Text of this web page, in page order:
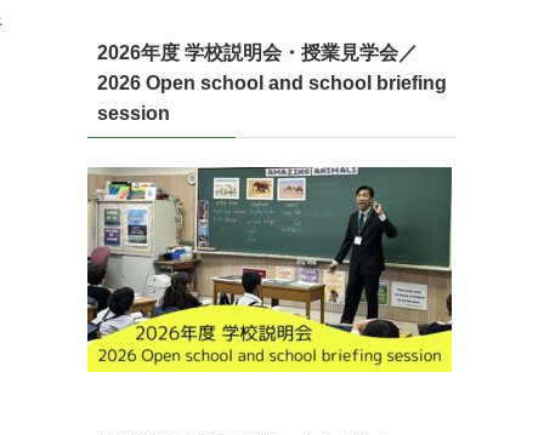
2026年度 学校説明会・授業見学会／
2026 Open school and school briefing
session